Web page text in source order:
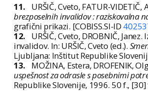
11.
URŠIČ, Cveto, FATUR-
brezposelnih invalidov : raziskovalna
grafični prikazi. [COBISS.SI-ID
12.
URŠIČ, Cveto, DROBNIČ,
invalidov. In: URŠIČ, Cveto (ed.).
Ljubljana: Inštitut Republike
13.
MOŽINA, Estera, DROFENIK,
uspešnost za odrasle s posebnimi
Republike Slovenije, 1996. 50 f.,